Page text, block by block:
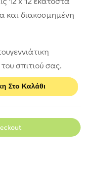
διακοσμημένη
σπιτιού σας.
Στο Καλάθι